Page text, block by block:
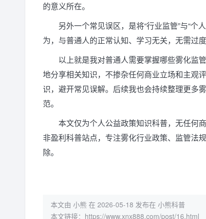
的意义所在。
另外一个常见误区，是将“行业监管”与“
为，与普通人的正常认知、学习无关，无需过
以上就是我对普通人需要掌握哪些雾化监
地分享相关知识，不掺杂任何商业立场和主观
识，避开常见误解。后续我也会持续整理更多
范。
本文仅为个人公益政策知识科普，无任何
非盈利科普站点，专注雾化行业政策、监管法
除。
本文由 小熊 在 2026-05-18 发布在 小熊科普
本文链接： https://www.xnx888.com/post/16.html